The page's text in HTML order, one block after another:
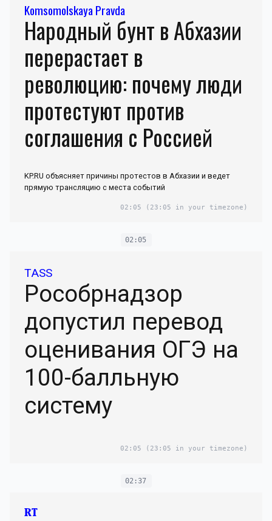
Komsomolskaya Pravda
Народный бунт в Абхазии
перерастает в
революцию: почему люди
протестуют против
соглашения с Россией
KP.RU объясняет причины протестов в Абхазии и ведет
прямую трансляцию с места событий
02:05 (23:05 in your timezone)
02:05
TASS
Рособрнадзор
допустил перевод
оценивания ОГЭ на
100-балльную
систему
02:05 (23:05 in your timezone)
02:37
RT